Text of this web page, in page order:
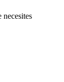
necesites